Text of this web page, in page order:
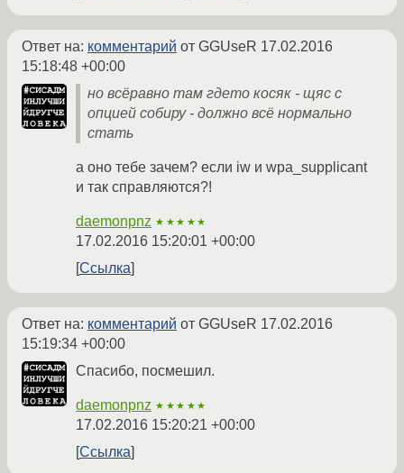
Ответ на: комментарий от GGUseR 17.02.2016
15:18:48 +00:00
но всёравно там гдето косяк - щяс с
опцией собиру - должно всё нормально
стать
а оно тебе зачем? если iw и wpa_supplicant
и так справляются?!
daemonpnz ★★★★★
17.02.2016 15:20:01 +00:00
Ссылка
Ответ на: комментарий от GGUseR 17.02.2016
15:19:34 +00:00
Спасибо, посмешил.
daemonpnz ★★★★★
17.02.2016 15:20:21 +00:00
Ссылка